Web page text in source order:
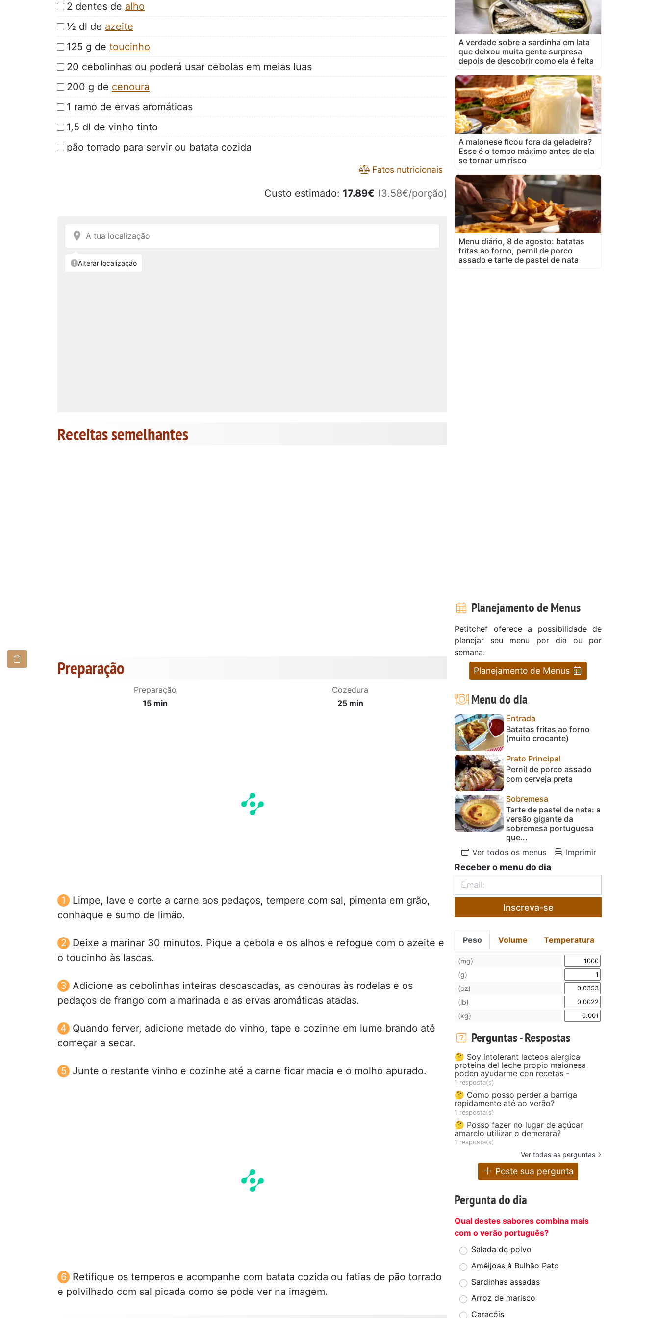
2 dentes de alho
½ dl de azeite
125 g de toucinho
20 cebolinhas ou poderá usar cebolas em meias luas
200 g de cenoura
1 ramo de ervas aromáticas
1,5 dl de vinho tinto
pão torrado para servir ou batata cozida
Fatos nutricionais
Custo estimado: 17.89€ (3.58€/porção)
Receitas semelhantes
Preparação
Preparação
15 min
Cozedura
25 min
Limpe, lave e corte a carne aos pedaços, tempere com sal, pimenta em grão,
conhaque e sumo de limão.
Deixe a marinar 30 minutos. Pique a cebola e os alhos e refogue com o azeite e
o toucinho às lascas.
Adicione as cebolinhas inteiras descascadas, as cenouras às rodelas e os
pedaços de frango com a marinada e as ervas aromáticas atadas.
Quando ferver, adicione metade do vinho, tape e cozinhe em lume brando até
começar a secar.
Junte o restante vinho e cozinhe até a carne ficar macia e o molho apurado.
Retifique os temperos e acompanhe com batata cozida ou fatias de pão torrado
e polvilhado com sal picada como se pode ver na imagem.
A verdade sobre a sardinha em lata
que deixou muita gente surpresa
depois de descobrir como ela é feita
A maionese ficou fora da geladeira?
Esse é o tempo máximo antes de ela
se tornar um risco
Menu diário, 8 de agosto: batatas
fritas ao forno, pernil de porco
assado e tarte de pastel de nata
Planejamento de Menus
Petitchef oferece a possibilidade de
planejar seu menu por dia ou por
semana.
Planejamento de Menus
Menu do dia
Entrada
Batatas fritas ao forno
(muito crocante)
Prato Principal
Pernil de porco assado
com cerveja preta
Sobremesa
Tarte de pastel de nata: a
versão gigante da
sobremesa portuguesa
que...
Ver todos os menus
Imprimir
Receber o menu do dia
Inscreva-se
Peso Volume Temperatura
(mg)
(g)
(oz)
(lb)
(kg)
Perguntas - Respostas
🤔 Soy intolerant lacteos alergica
proteina del leche propio maionesa
poden ayudarme con recetas -
1 resposta(s)
🤔 Como posso perder a barriga
rapidamente até ao verão?
1 resposta(s)
🤔 Posso fazer no lugar de açúcar
amarelo utilizar o demerara?
1 resposta(s)
Ver todas as perguntas
Poste sua pergunta
Pergunta do dia
Qual destes sabores combina mais
com o verão português?
Salada de polvo
Amêijoas à Bulhão Pato
Sardinhas assadas
Arroz de marisco
Caracóis